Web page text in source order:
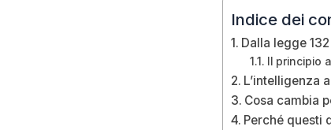
Indice dei
Dalla legge
Il principio
L’intelligenza
Cosa cambia
Perché questi